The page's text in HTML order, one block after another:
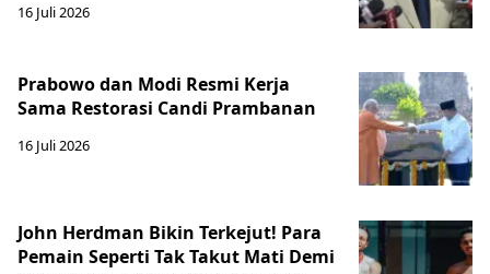
16 Juli 2026
Prabowo dan Modi Resmi Kerja
Sama Restorasi Candi Prambanan
16 Juli 2026
John Herdman Bikin Terkejut! Para
Pemain Seperti Tak Takut Mati Demi